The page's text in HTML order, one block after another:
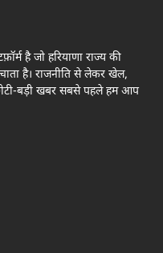
है जो हरियाणा राज्य की
है। राजनीति से लेकर खेल,
बड़ी खबर सबसे पहले हम आप